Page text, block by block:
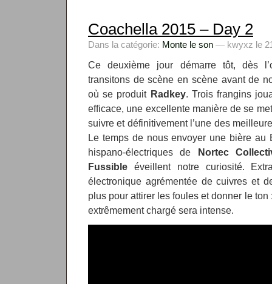
Coachella 2015 – Day 2
Dans la catégorie: Monte le son — kwyxz le
Ce deuxième jour démarre tôt, dès
transitons de scène en scène avant de
où se produit Radkey. Trois frangins
efficace, une excellente manière de se
suivre et définitivement l’une des
Le temps de nous envoyer une bière au
hispano-électriques de Nortec
Fussible éveillent notre curiosité.
électronique agrémentée de cuivres et
plus pour attirer les foules et donner le
extrêmement chargé sera intense.